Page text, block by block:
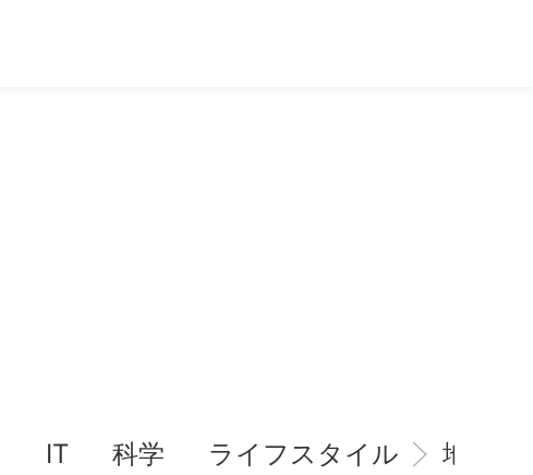
IT 科学 ライフスタイル 地域情